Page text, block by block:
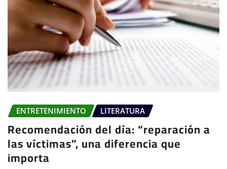
ENTRETENIMIENTO LITERATURA
Recomendación del día: “reparación a
las víctimas”, una diferencia que
importa